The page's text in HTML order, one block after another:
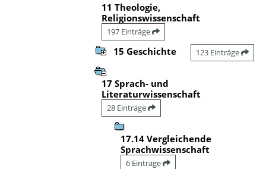
11 Theologie,
Religionswissenschaft
197 Einträge
15 Geschichte 123 Einträge
17 Sprach- und
Literaturwissenschaft
28 Einträge
17.14 Vergleichende
Sprachwissenschaft
6 Einträge